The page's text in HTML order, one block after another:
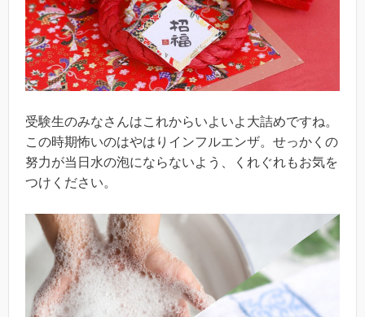
受験生のみなさんはこれからいよいよ大詰めですね。
この時期怖いのはやはりインフルエンザ。せっかくの
努力が当日水の泡にならないよう、くれぐれもお気を
つけください。